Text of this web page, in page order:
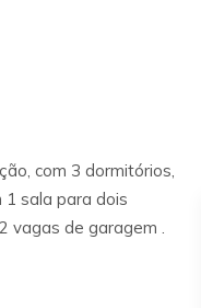
com 3 dormitórios,
1 sala para dois
vagas de garagem .